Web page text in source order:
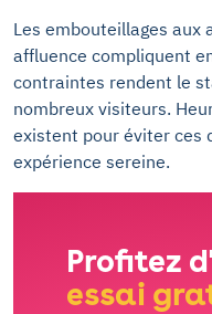
Les embouteillages aux
affluence compliquent
contraintes rendent le
nombreux visiteurs.
existent pour éviter ces
expérience sereine.
Profitez
essai